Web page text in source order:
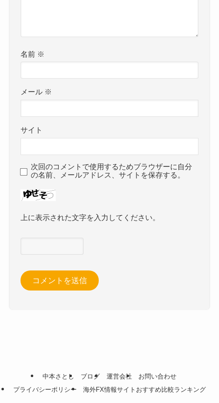
名前 ※
メール ※
サイト
次回のコメントで使用するためブラウザーに自分
の名前、メールアドレス、サイトを保存する。
上に表示された文字を入力してください。
中本さとし ブログ 運営会社
お問い合わせ
プライバシーポリシー
海外FX情報サイトおすすめ比較ランキング